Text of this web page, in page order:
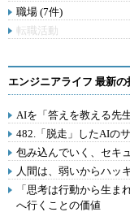
職場 (7件)
転職活動
エンジニアライフ 最新の
AIを「答えを教える先
482.「脱走」したAIの
包み込んでいく、セキ
人間は、弱いからハッ
「思考は行動から生ま
へ行くことの価値